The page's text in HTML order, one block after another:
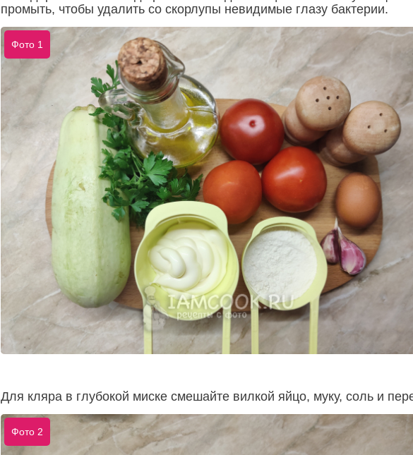
промыть, чтобы удалить со скорлупы невидимые глазу бактерии.
Фото 1
Для кляра в глубокой миске смешайте вилкой яйцо, муку, соль и
Фото 2